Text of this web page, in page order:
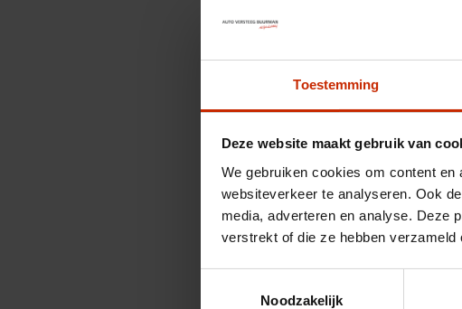
Toestemming
Deze website maakt gebruik van
We gebruiken cookies om content
websiteverkeer te analyseren. Ook
media, adverteren en analyse. Deze
verstrekt of die ze hebben
Noodzakelijk